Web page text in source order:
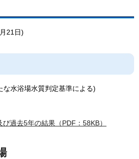
21日)
な水浴場水質判定基準による)
過去5年の結果（PDF：58KB）